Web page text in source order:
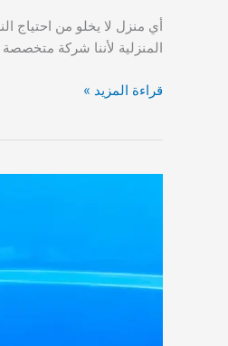
أي منزل لا يخلو من احتياج
المنزلية لأننا شركة
شركة
قراءة المزيد »